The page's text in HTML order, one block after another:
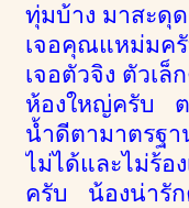
ทุ่มบ้าง มาสะดุ
เจอคุณแหม่มค
เจอตัวจิง ตัวเ
ห้องใหญ่ครับ ต
น้ำดีตามาตรฐ
ไม่ได้และไม่ร้อ
ครับ น้องน่ารัก